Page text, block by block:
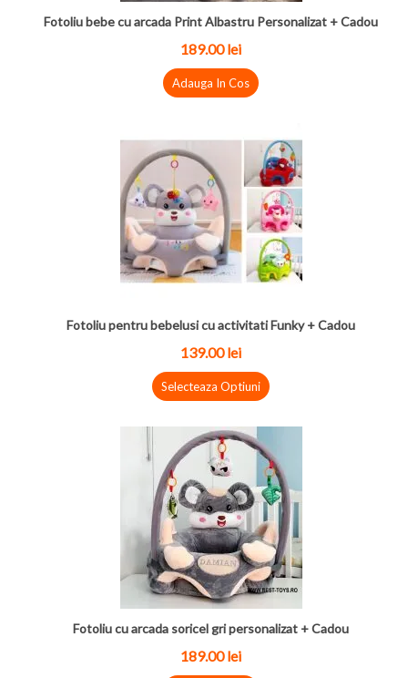
Fotoliu bebe cu arcada Print Albastru Personalizat + Cadou
189.00 lei
Adauga In Cos
Fotoliu pentru bebelusi cu activitati Funky + Cadou
139.00 lei
Selecteaza Optiuni
Fotoliu cu arcada soricel gri personalizat + Cadou
189.00 lei